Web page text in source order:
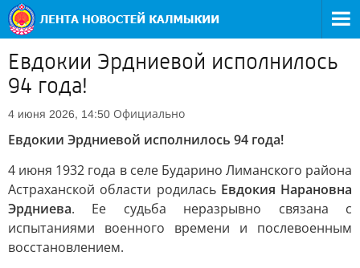
Евдокии Эрдниевой исполнилось
94 года!
4 июня 2026, 14:50 Официально
Евдокии Эрдниевой исполнилось 94 года!
4 июня 1932 года в селе Бударино Лиманского района
Астраханской области родилась Евдокия Нарановна
Эрдниева. Ее судьба неразрывно связана с
испытаниями военного времени и послевоенным
восстановлением.